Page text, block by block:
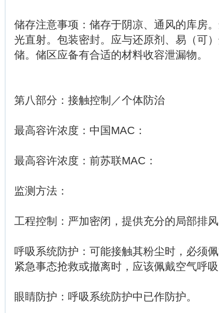
储存注意事项：储存于阴凉、通风的库房
光直射。包装密封。应与还原剂、易（可
储。储区应备有合适的材料收容泄漏物。
第八部分：接触控制／个体防治
最高容许浓度：中国MAC：
最高容许浓度：前苏联MAC：
监测方法：
工程控制：严加密闭，提供充分的局部排
呼吸系统防护：可能接触其粉尘时，必须
紧急事态抢救或撤离时，应该佩戴空气呼
眼睛防护：呼吸系统防护中已作防护。